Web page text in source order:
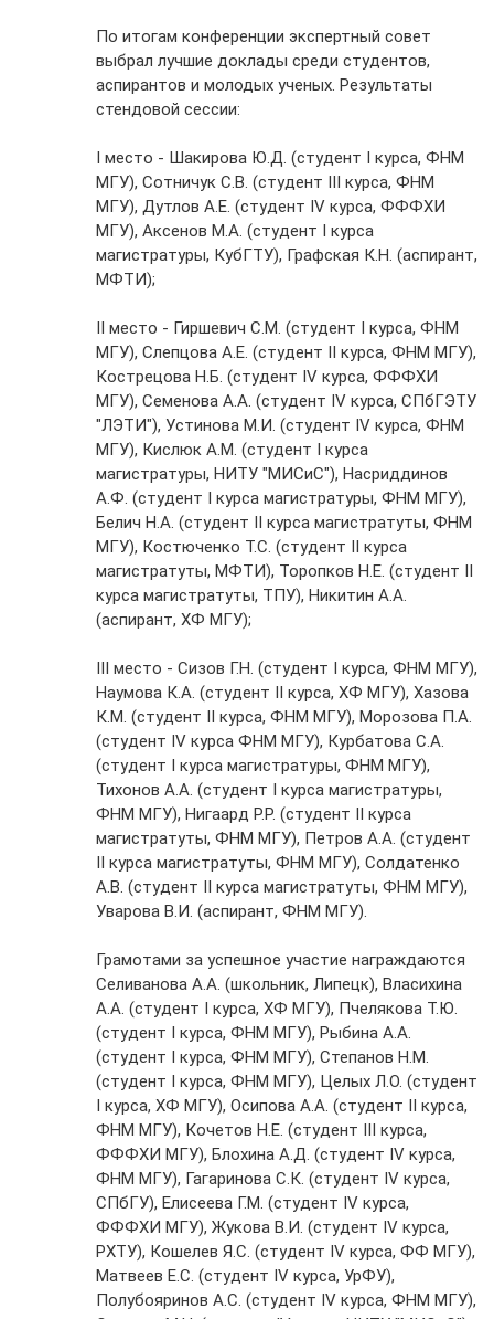
По итогам конференции экспертный совет
выбрал лучшие доклады среди студентов,
аспирантов и молодых ученых. Результаты
стендовой сессии:
I место - Шакирова Ю.Д. (студент I курса, ФНМ
МГУ), Сотничук С.В. (студент III курса, ФНМ
МГУ), Дутлов А.Е. (студент IV курса, ФФФХИ
МГУ), Аксенов М.А. (студент I курса
магистратуры, КубГТУ), Графская К.Н. (аспирант,
МФТИ);
II место - Гиршевич С.М. (студент I курса, ФНМ
МГУ), Слепцова А.Е. (студент II курса, ФНМ МГУ),
Кострецова Н.Б. (студент IV курса, ФФФХИ
МГУ), Семенова А.А. (студент IV курса, СПбГЭТУ
"ЛЭТИ"), Устинова М.И. (студент IV курса, ФНМ
МГУ), Кислюк А.М. (студент I курса
магистратуры, НИТУ "МИСиС"), Насриддинов
А.Ф. (студент I курса магистратуры, ФНМ МГУ),
Белич Н.А. (студент II курса магистратуты, ФНМ
МГУ), Костюченко Т.С. (студент II курса
магистратуты, МФТИ), Торопков Н.Е. (студент II
курса магистратуты, ТПУ), Никитин А.А.
(аспирант, ХФ МГУ);
III место - Сизов Г.Н. (студент I курса, ФНМ МГУ),
Наумова К.А. (студент II курса, ХФ МГУ), Хазова
К.М. (студент II курса, ФНМ МГУ), Морозова П.А.
(студент IV курса ФНМ МГУ), Курбатова С.А.
(студент I курса магистратуры, ФНМ МГУ),
Тихонов А.А. (студент I курса магистратуры,
ФНМ МГУ), Нигаард Р.Р. (студент II курса
магистратуты, ФНМ МГУ), Петров А.А. (студент
II курса магистратуты, ФНМ МГУ), Солдатенко
А.В. (студент II курса магистратуты, ФНМ МГУ),
Уварова В.И. (аспирант, ФНМ МГУ).
Грамотами за успешное участие награждаются
Селиванова А.А. (школьник, Липецк), Власихина
А.А. (студент I курса, ХФ МГУ), Пчелякова Т.Ю.
(студент I курса, ФНМ МГУ), Рыбина А.А.
(студент I курса, ФНМ МГУ), Степанов Н.М.
(студент I курса, ФНМ МГУ), Целых Л.О. (студент
I курса, ХФ МГУ), Осипова А.А. (студент II курса,
ФНМ МГУ), Кочетов Н.Е. (студент III курса,
ФФФХИ МГУ), Блохина А.Д. (студент IV курса,
ФНМ МГУ), Гагаринова С.К. (студент IV курса,
СПбГУ), Елисеева Г.М. (студент IV курса,
ФФФХИ МГУ), Жукова В.И. (студент IV курса,
РХТУ), Кошелев Я.С. (студент IV курса, ФФ МГУ),
Матвеев Е.С. (студент IV курса, УрФУ),
Полубояринов А.С. (студент IV курса, ФНМ МГУ),